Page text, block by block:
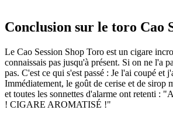
Conclusion sur le toro Cao
Le Cao Session Shop Toro est un cigare
connaissais pas jusqu'à présent. Si on ne l'a
pas. C'est ce qui s'est passé : Je l'ai coupé et
Immédiatement, le goût de cerise et de sirop
et toutes les sonnettes d'alarme ont retenti
! CIGARE AROMATISÉ !"